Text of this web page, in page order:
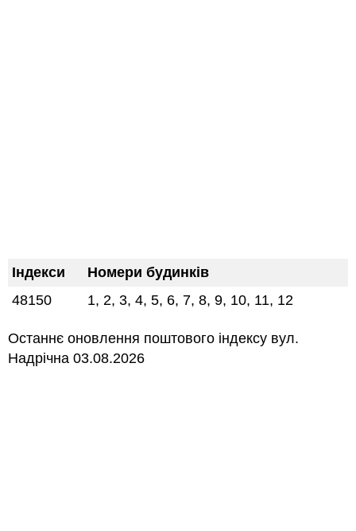
Індекси
Номери будинків
48150
1, 2, 3, 4, 5, 6, 7, 8, 9, 10, 11, 12
Останнє оновлення поштового індексу вул.
Надрічна 03.08.2026